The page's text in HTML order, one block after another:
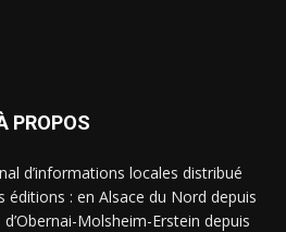
PROPOS
d’informations locales distribué
éditions : en Alsace du Nord depuis
Molsheim-Erstein depuis